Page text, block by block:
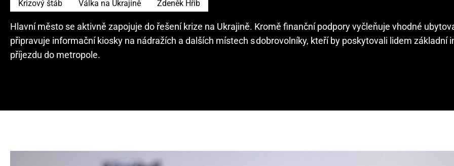
Krizový štáb Válka na Ukrajině Zdeněk Hřib
Hlavní město se aktivně zapojuje do řešení krize na Ukrajině. Kromě finanční podpory vyčleňuje vhodné
připravuje informační kiosky na nádražích a dalších místech s dobrovolníky, kteří by poskytovali lidem základní
příjezdu do metropole.